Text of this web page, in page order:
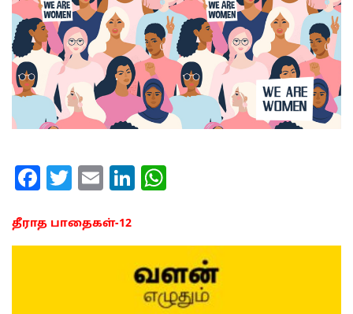
Facebook
Twitter
EmailLinkedIn
தீராத பாதைகள்-12